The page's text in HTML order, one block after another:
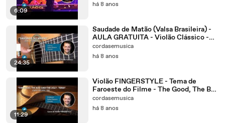
6:09
há 8 anos
24:35
Saudade de Matão (Valsa Brasileira) -
AULA GRATUITA - Violão Clássico -
Prof. FAROFA
cordasemusica
há 8 anos
11:29
Violão FINGERSTYLE - Tema de
Faroeste do Filme - The Good, The Bad
and The Ugly
cordasemusica
há 8 anos